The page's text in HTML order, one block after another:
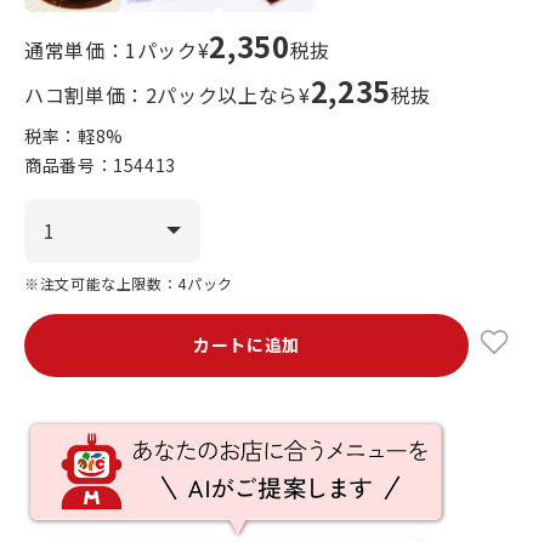
通常単価：1パック¥2,350税抜
ハコ割単価：2パック以上なら¥2,235税抜
税率：軽8%
商品番号： 154413
※注文可能な上限数：4パック
カートに追加